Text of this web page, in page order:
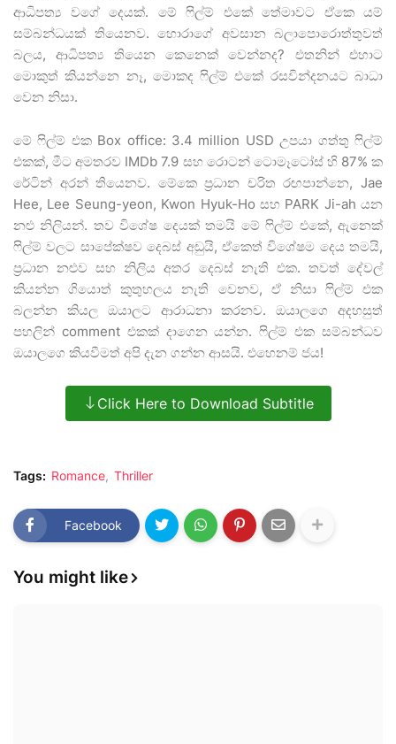
ආධිපත්‍ය වගේ දෙයක්. මේ ෆිල්ම් එකේ තේමාවට ඒකෙ යම්
සම්බන්ධයක් තියෙනව. හොරාගේ අවසාන බලාපොරොත්තුවත්
බලය, ආධිපත්‍ය තියෙන කෙනෙක් වෙන්නද? එතනින් එහාට
මොකුත් කියන්නෙ නෑ, මොකද ෆිල්ම් එකේ රසවින්දනයට බාධා
වෙන නිසා.
මේ ෆිල්ම් එක Box office: 3.4 million USD උපයා ගත්තු ෆිල්ම්
එකක්, මීට අමතරව IMDb 7.9 සහ රොටන් ටොමෑටෝස් හි 87% ක
රේටින් අරන් තියෙනව. මේකෙ ප්‍රධාන චරිත රඟපාන්නෙ, Jae
Hee, Lee Seung-yeon, Kwon Hyuk-Ho සහ PARK Ji-ah යන
නළු නිලියන්. තව විශේෂ දෙයක් තමයි මේ ෆිල්ම් එකේ, ඇනෙක්
ෆිල්ම් වලට සාපේක්ෂව දෙබස් අඩුයි, ඒකෙත් විශේෂම දෙය තමයි,
ප්‍රධාන නළුව සහ නිලිය අතර දෙබස් නැති එක. තවත් දේවල්
කියන්න ගියොත් කුතුහලය නැති වෙනව, ඒ නිසා ෆිල්ම් එක
බලන්න කියල ඔයාලට ආරාධනා කරනව. ඔයාලගෙ අදහසුත්
පහලින් comment එකක් දාගෙන යන්න. ෆිල්ම් එක සම්බන්ධව
ඔයාලගෙ කියවීමත් අපි දැන ගන්න ආසයි. එහෙනම් ජය!
Click Here to Download Subtitle
Tags: Romance Thriller
Facebook
You might like